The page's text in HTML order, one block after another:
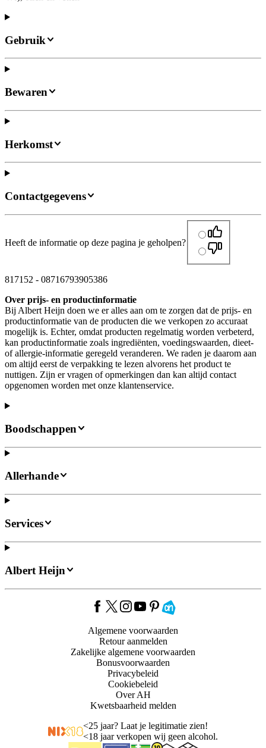
Gebruik
Bewaren
Herkomst
Contactgegevens
Heeft de informatie op deze pagina je geholpen?
817152 - 08716793905386
Over prijs- en productinformatie
Bij Albert Heijn doen we er alles aan om te zorgen dat de prijs- en
productinformatie van de producten die we verkopen zo accuraat
mogelijk is. Echter, omdat producten regelmatig worden verbeterd,
kan productinformatie zoals ingrediënten, voedingswaarden, dieet-
of allergie-informatie geregeld veranderen. We raden je daarom aan
om altijd eerst de verpakking te lezen alvorens het product te
nuttigen. Zijn er vragen of opmerkingen dan kan altijd contact
opgenomen worden met onze klantenservice.
Boodschappen
Allerhande
Services
Albert Heijn
Algemene voorwaarden
Retour aanmelden
Zakelijke algemene voorwaarden
Bonusvoorwaarden
Privacybeleid
Cookiebeleid
Over AH
Kwetsbaarheid melden
<25 jaar? Laat je legitimatie zien!
<18 jaar verkopen wij geen alcohol.